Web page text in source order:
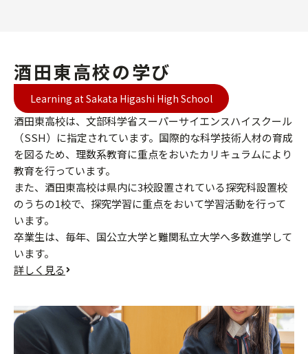
酒田東高校の学び
Learning at Sakata Higashi High School
酒田東高校は、文部科学省スーパーサイエンスハイスクール
（SSH）に指定されています。国際的な科学技術人材の育成
を図るため、理数系教育に重点をおいたカリキュラムにより
教育を行っています。
また、酒田東高校は県内に3校設置されている探究科設置校
のうちの1校で、探究学習に重点をおいて学習活動を行って
います。
卒業生は、毎年、国公立大学と難関私立大学へ多数進学して
います。
詳しく見る